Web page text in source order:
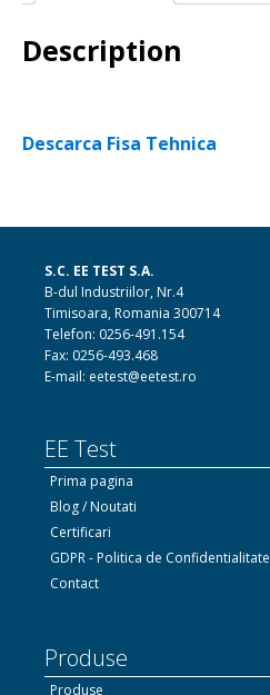
Description
Descarca Fisa Tehnica
S.C. EE TEST S.A.
B-dul Industriilor, Nr.4
Timisoara, Romania 300714
Telefon: 0256-491.154
Fax: 0256-493.468
E-mail: eetest@eetest.ro
EE Test
Prima pagina
Blog / Noutati
Certificari
GDPR - Politica de Confidentialitate
Contact
Produse
Produse